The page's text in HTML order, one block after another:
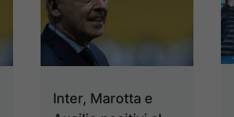
Inter, Marotta e